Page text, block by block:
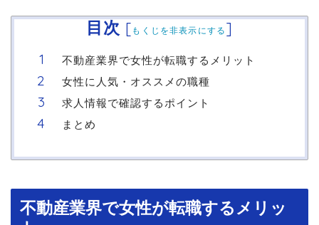
目次 [ もくじを非表示にする ]
不動産業界で女性が転職するメリット
女性に人気・オススメの職種
求人情報で確認するポイント
まとめ
不動産業界で女性が転職するメリッ